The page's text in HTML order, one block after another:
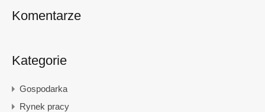
Komentarze
Kategorie
Gospodarka
Rynek pracy